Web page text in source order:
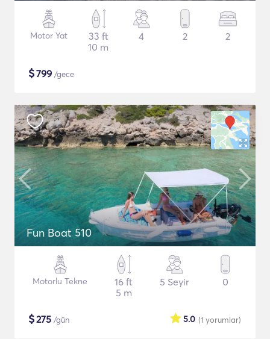
Motor Yat
33 ft
10 m
4 2 2
$799 /gece
Fun Boat 510
Motorlu Tekne
16 ft
5 m
5 Seyir 0
$275 /gün (1 yorumlar)
5.0